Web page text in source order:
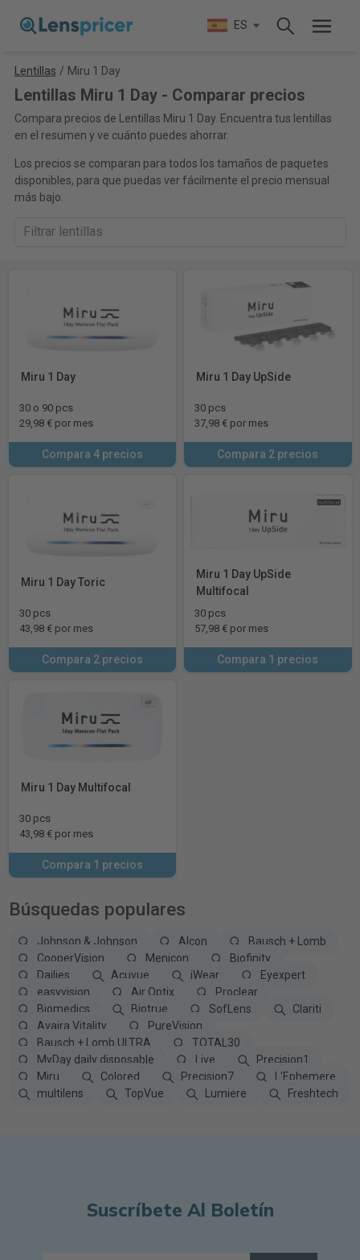
ES
Lentillas / Miru 1 Day
Lentillas Miru 1 Day - Comparar precios
Compara precios de Lentillas Miru 1 Day. Encuentra tus lentillas
en el resumen y ve cuánto puedes ahorrar.
Los precios se comparan para todos los tamaños de paquetes
disponibles, para que puedas ver fácilmente el precio mensual
más bajo.
Miru 1 Day
30 o 90 pcs
29,98 € por mes
Compara 4 precios
Miru 1 Day UpSide
30 pcs
37,98 € por mes
Compara 2 precios
Miru 1 Day Toric
30 pcs
43,98 € por mes
Compara 2 precios
Miru 1 Day UpSide
Multifocal
30 pcs
57,98 € por mes
Compara 1 precios
Miru 1 Day Multifocal
30 pcs
43,98 € por mes
Compara 1 precios
Búsquedas populares
Johnson & Johnson Alcon
Bausch + Lomb
CooperVision
Menicon
Biofinity
Dailies
Acuvue iWear
Eyexpert
easyvision
Air Optix
Proclear
Biomedics
Biotrue SofLens
Clariti
Avaira Vitality
PureVision
Bausch + Lomb ULTRA
TOTAL30
MyDay daily disposable
Live
Precision1
Miru
Colored Precision7
L'Ephemere
multilens
TopVue Lumiere Freshtech
Suscríbete Al Boletín